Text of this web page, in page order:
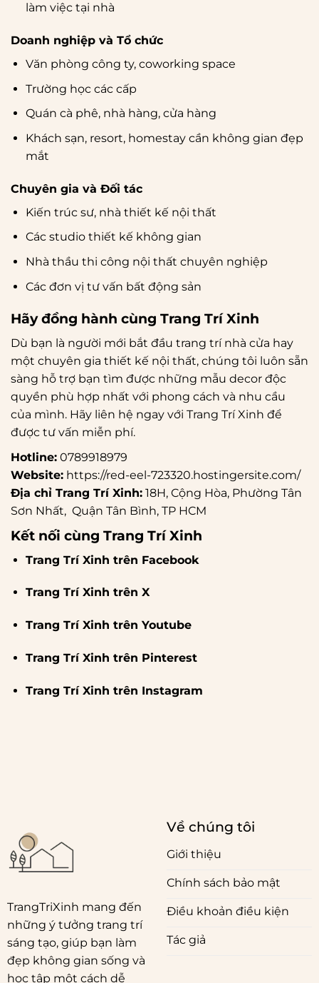
làm việc tại nhà
Doanh nghiệp và Tổ chức
Văn phòng công ty, coworking space
Trường học các cấp
Quán cà phê, nhà hàng, cửa hàng
Khách sạn, resort, homestay cần không gian đẹp
mắt
Chuyên gia và Đối tác
Kiến trúc sư, nhà thiết kế nội thất
Các studio thiết kế không gian
Nhà thầu thi công nội thất chuyên nghiệp
Các đơn vị tư vấn bất động sản
Hãy đồng hành cùng Trang Trí Xinh
Dù bạn là người mới bắt đầu trang trí nhà cửa hay
một chuyên gia thiết kế nội thất, chúng tôi luôn sẵn
sàng hỗ trợ bạn tìm được những mẫu decor độc
quyền phù hợp nhất với phong cách và nhu cầu
của mình. Hãy liên hệ ngay với Trang Trí Xinh để
được tư vấn miễn phí.
Hotline: 0789918979
Website: https://red-eel-723320.hostingersite.com/
Địa chỉ Trang Trí Xinh: 18H, Cộng Hòa, Phường Tân
Sơn Nhất, Quận Tân Bình, TP HCM
Kết nối cùng Trang Trí Xinh
Trang Trí Xinh trên Facebook
Trang Trí Xinh trên X
Trang Trí Xinh trên Youtube
Trang Trí Xinh trên Pinterest
Trang Trí Xinh trên Instagram
TrangTriXinh mang đến
những ý tưởng trang trí
sáng tạo, giúp bạn làm
đẹp không gian sống và
học tập một cách dễ
Về chúng tôi
Giới thiệu
Chính sách bảo mật
Điều khoản điều kiện
Tác giả